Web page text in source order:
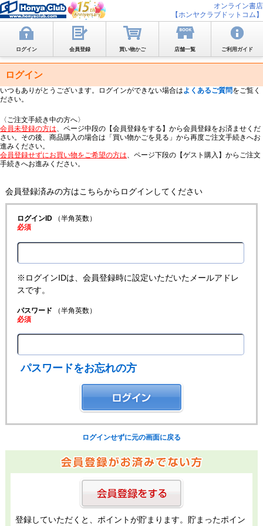
オンライン書店
【ホンヤクラブドットコム】
ログイン 会員登録 買い物かご 店舗一覧 ご利用ガイド
ログイン
いつもありがとうございます。ログインができない場合はよくあるご質問をご覧く
ださい。
〈ご注文手続き中の方へ〉
会員未登録の方は、ページ中段の【会員登録をする】から会員登録をお済ませくだ
さい。その後、商品購入の場合は「買い物かごを見る」から再度ご注文手続きへお
進みください。
会員登録せずにお買い物をご希望の方は、ページ下段の【ゲスト購入】からご注文
手続きへお進みください。
会員登録済みの方はこちらからログインしてください
ログインID（半角英数）
必須
※ログインIDは、会員登録時に設定いただいたメールアドレ
スです。
パスワード （半角英数）
必須
パスワードをお忘れの方
ログインせずに元の画面に戻る
登録していただくと、ポイントが貯まります。貯まったポイン